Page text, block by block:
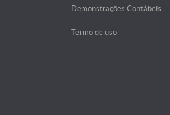
Demonstrações Contábeis
Termo de uso